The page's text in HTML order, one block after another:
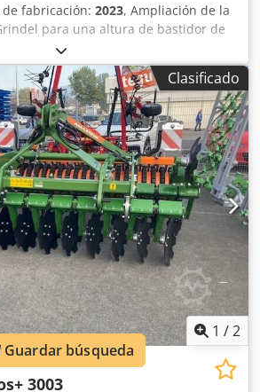
de fabricación: 2023, Ampliación de la
para una altura de bastidor de
STW / 35, 1 par de rejas de 430, 1
HD, 1 par de chapas insertables
de soportes para disco cuchilla para
D 500 dentado y / con suspensión, 1
Clasificado
1 /2
3003
Guardar búsqueda